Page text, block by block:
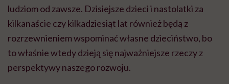
ludziom od zawsze. Dzisiejsze dzieci i nastolatki za
kilkanaście czy kilkadziesiąt lat również będą z
rozrzewnieniem wspominać własne dzieciństwo, bo
to właśnie wtedy dzieją się najważniejsze rzeczy z
perspektywy naszego rozwoju.